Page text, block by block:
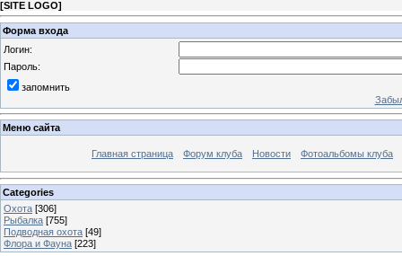
[SITE LOGO]
Форма входа
Логин:
Пароль:
запомнить
Меню сайта
Главная страница Форум клуба Новости Фотоальбомы клуба
Categories
Охота [306]
Рыбалка [755]
Подводная охота [49]
Флора и Фауна [223]